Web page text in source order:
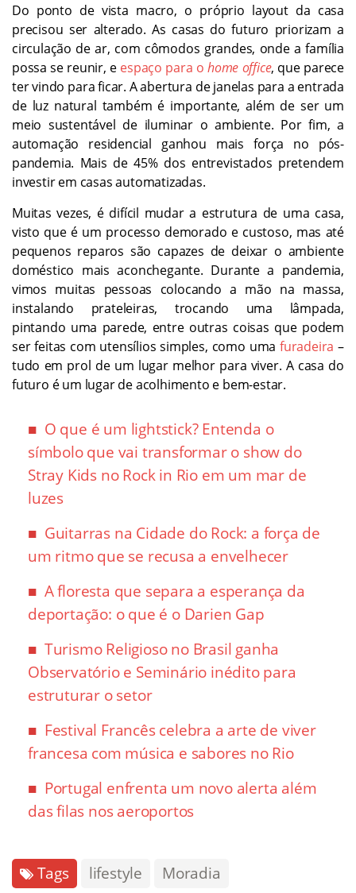
Do ponto de vista macro, o próprio layout da casa
precisou ser alterado. As casas do futuro priorizam a
circulação de ar, com cômodos grandes, onde a família
possa se reunir, e espaço para ohome office, que parece
ter vindo para ficar. A abertura de janelas para a entrada
de luz natural também é importante, além de ser um
meio sustentável de iluminar o ambiente. Por fim, a
automação residencial ganhou mais força no pós-
pandemia. Mais de 45% dos entrevistados pretendem
investir em casas automatizadas.
Muitas vezes, é difícil mudar a estrutura de uma casa,
visto que é um processo demorado e custoso, mas até
pequenos reparos são capazes de deixar o ambiente
doméstico mais aconchegante. Durante a pandemia,
vimos muitas pessoas colocando a mão na massa,
instalando prateleiras, trocando uma lâmpada,
pintando uma parede, entre outras coisas que podem
ser feitas com utensílios simples, como umafuradeira –
tudo em prol de um lugar melhor para viver. A casa do
futuro é um lugar de acolhimento e bem-estar.
O que é um lightstick? Entenda o
símbolo que vai transformar o show do
Stray Kids no Rock in Rio em um mar de
luzes
Guitarras na Cidade do Rock: a força de
um ritmo que se recusa a envelhecer
A floresta que separa a esperança da
deportação: o que é o Darien Gap
Turismo Religioso no Brasil ganha
Observatório e Seminário inédito para
estruturar o setor
Festival Francês celebra a arte de viver
francesa com música e sabores no Rio
Portugal enfrenta um novo alerta além
das filas nos aeroportos
Tags lifestyle Moradia